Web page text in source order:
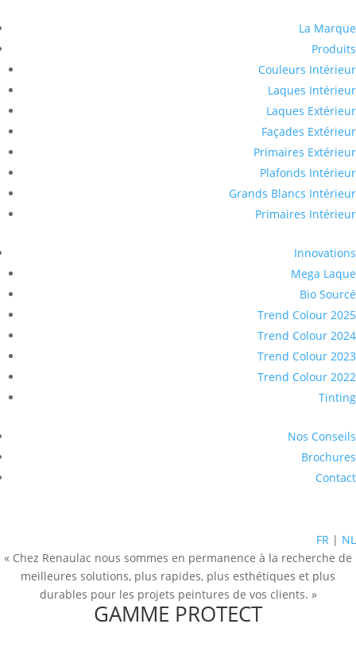
La Marque
Produits
Couleurs Intérieur
Laques Intérieur
Laques Extérieur
Façades Extérieur
Primaires Extérieur
Plafonds Intérieur
Grands Blancs Intérieur
Primaires Intérieur
Innovations
Mega Laque
Bio Sourcé
Trend Colour 2025
Trend Colour 2024
Trend Colour 2023
Trend Colour 2022
Tinting
Nos Conseils
Brochures
Contact
FR | NL
« Chez Renaulac nous sommes en permanence à la recherche de
meilleures solutions, plus rapides, plus esthétiques et plus
durables pour les projets peintures de vos clients. »
GAMME PROTECT